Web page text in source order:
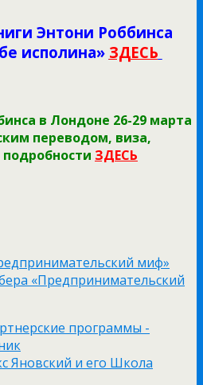
Энтони Роббинса
исполина» ЗДЕСЬ
в Лондоне 26-29 марта
переводом, виза,
ЗДЕСЬ
миф»
«Предпринимательский
программы -
Яновский и его Школа